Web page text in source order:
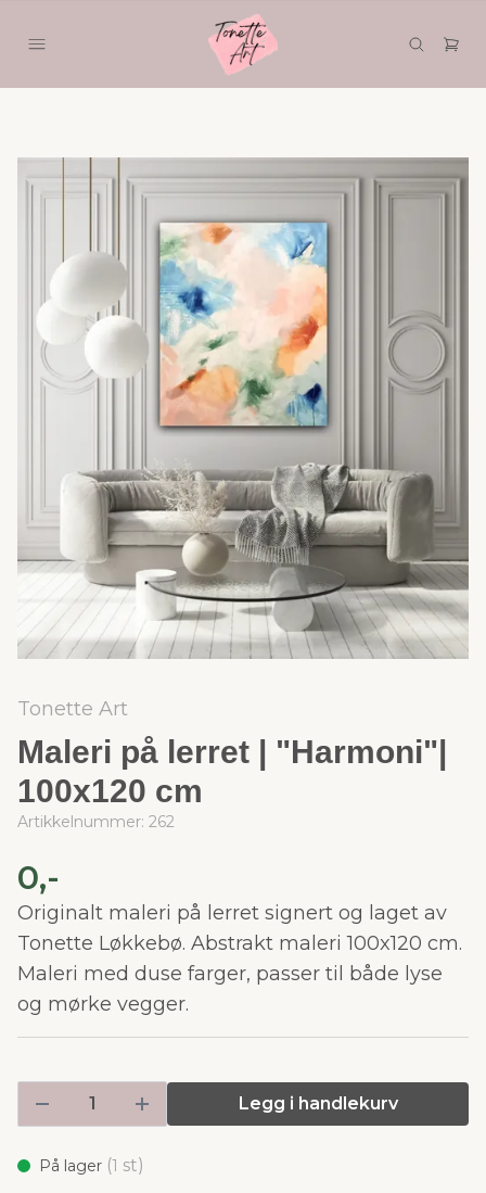
Tonette Art
Maleri på lerret | "Harmoni"|
100x120 cm
Artikkelnummer: 262
0,-
Originalt maleri på lerret signert og laget av
Tonette Løkkebø. Abstrakt maleri 100x120 cm.
Maleri med duse farger, passer til både lyse
og mørke vegger.
Legg i handlekurv
På lager (1 st)